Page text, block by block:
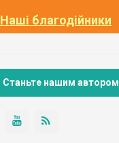
Наші благодійники
Станьте нашим автором